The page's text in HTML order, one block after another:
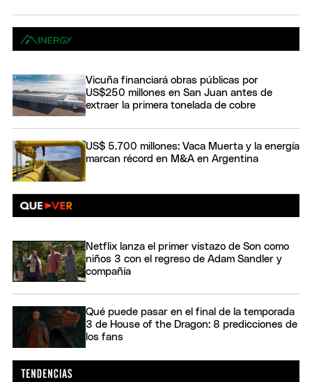
Vicuña financiará obras públicas por
US$250 millones en San Juan antes de
extraer la primera tonelada de cobre
US$ 5.700 millones: Vaca Muerta y la energía
marcan récord en M&A en Argentina
Netflix lanza el primer vistazo de Son como
niños 3 con el regreso de Adam Sandler y
compañía
Qué puede pasar en el final de la temporada
3 de House of the Dragon: 8 predicciones de
los fans